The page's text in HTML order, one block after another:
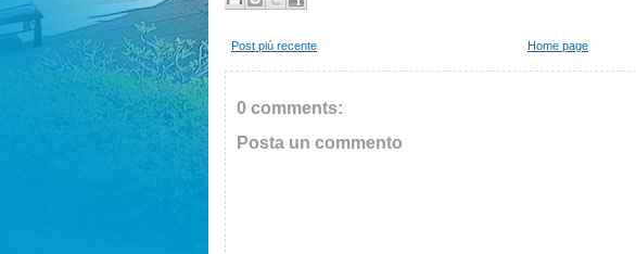
Post più recente Home page
0 comments:
Posta un commento